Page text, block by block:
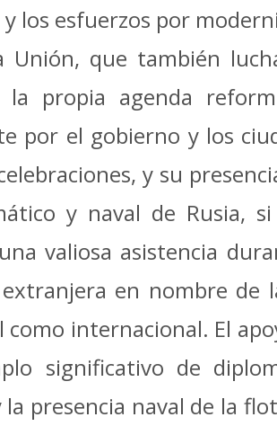
y los esfuerzos por
Unión, que también
propia agenda
por el gobierno y los
y su
y naval de Rusia,
valiosa asistencia
en nombre de
como internacional. El
significativo de
presencia naval de la